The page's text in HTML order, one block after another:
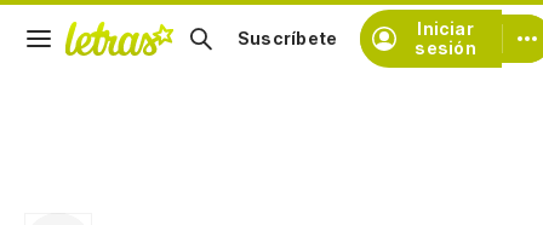
Iniciar
sesión
Suscríbete